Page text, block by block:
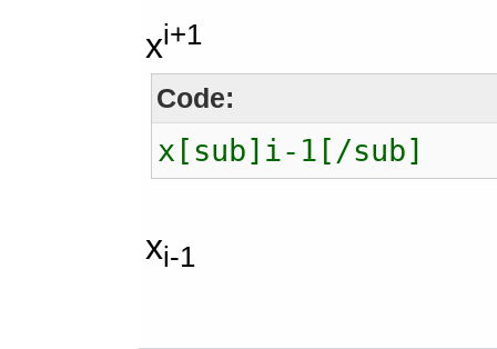
xi+1
Code:
x[sub]i-1[/sub]
xi-1